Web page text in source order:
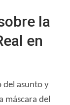
la
en
del asunto y
máscara del